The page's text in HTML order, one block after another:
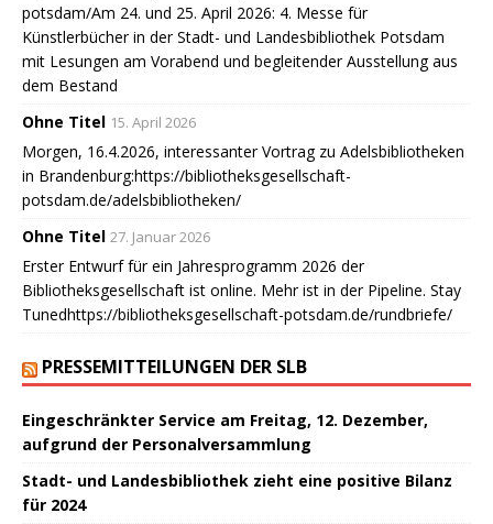
potsdam/Am 24. und 25. April 2026: 4. Messe für
Künstlerbücher in der Stadt- und Landesbibliothek Potsdam
mit Lesungen am Vorabend und begleitender Ausstellung aus
dem Bestand
Ohne Titel 15. April 2026
Morgen, 16.4.2026, interessanter Vortrag zu Adelsbibliotheken
in Brandenburg:https://bibliotheksgesellschaft-
potsdam.de/adelsbibliotheken/
Ohne Titel 27. Januar 2026
Erster Entwurf für ein Jahresprogramm 2026 der
Bibliotheksgesellschaft ist online. Mehr ist in der Pipeline. Stay
Tunedhttps://bibliotheksgesellschaft-potsdam.de/rundbriefe/
PRESSEMITTEILUNGEN DER SLB
Eingeschränkter Service am Freitag, 12. Dezember,
aufgrund der Personalversammlung
Stadt- und Landesbibliothek zieht eine positive Bilanz
für 2024